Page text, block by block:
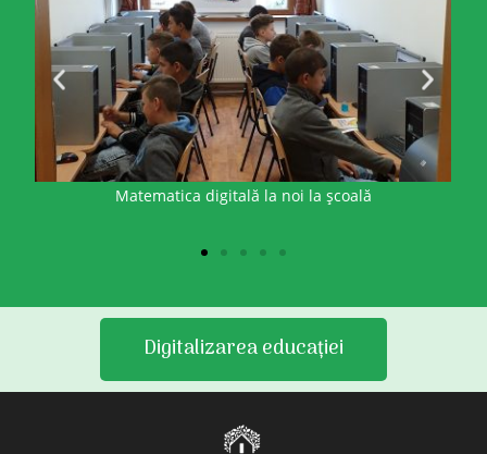
Matematica digitală la noi la școală
Digitalizarea educației